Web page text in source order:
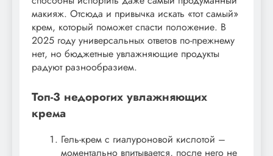
макияж. Отсюда и привычка искать «тот самый»
крем, который поможет спасти положение. В
2025 году универсальных ответов по-прежнему
нет, но бюджетные увлажняющие продукты
радуют разнообразием.
Топ-3 недорогих увлажняющих
крема
Гель-крем с гиалуроновой кислотой –
моментально впитывается, после него не